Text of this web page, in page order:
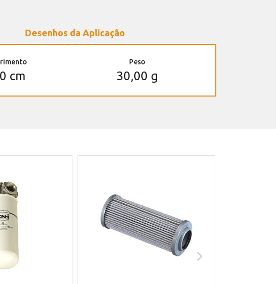
Desenhos da Aplicação
cm
Peso
30,00 g